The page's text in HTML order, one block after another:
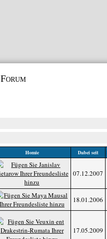
Forum
Homie Dabei seit
07.12.2007
18.01.2006
17.05.2009